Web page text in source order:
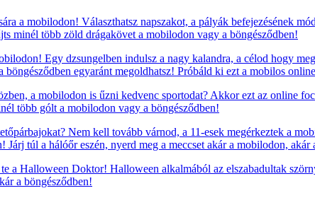
a mobilodon! Választhatsz napszakot, a pályák befejezésének
minél több zöld drágakövet a mobilodon vagy a böngésződben!
Egy dzsungelben indulsz a nagy kalandra, a célod hogy
egyaránt megoldhatsz! Próbáld ki ezt a mobilos
a mobilodon is űzni kedvenc sportodat? Akkor ezt az online
több gólt a mobilodon vagy a böngésződben!
Nem kell tovább várnod, a 11-esek megérkeztek a
túl a hálóőr eszén, nyerd meg a meccset akár a mobilodon, akár
a Halloween Doktor! Halloween alkalmából az elszabadultak
a böngésződben!